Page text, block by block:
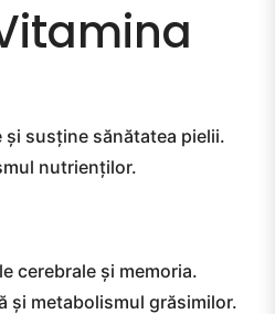
susține sănătatea pielii.
nutrienților.
cerebrale și memoria.
și metabolismul grăsimilor.